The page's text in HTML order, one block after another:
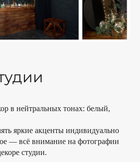
в нейтральных тонах: белый,
яркие акценты индивидуально
— всё внимание на фотографии
студии.